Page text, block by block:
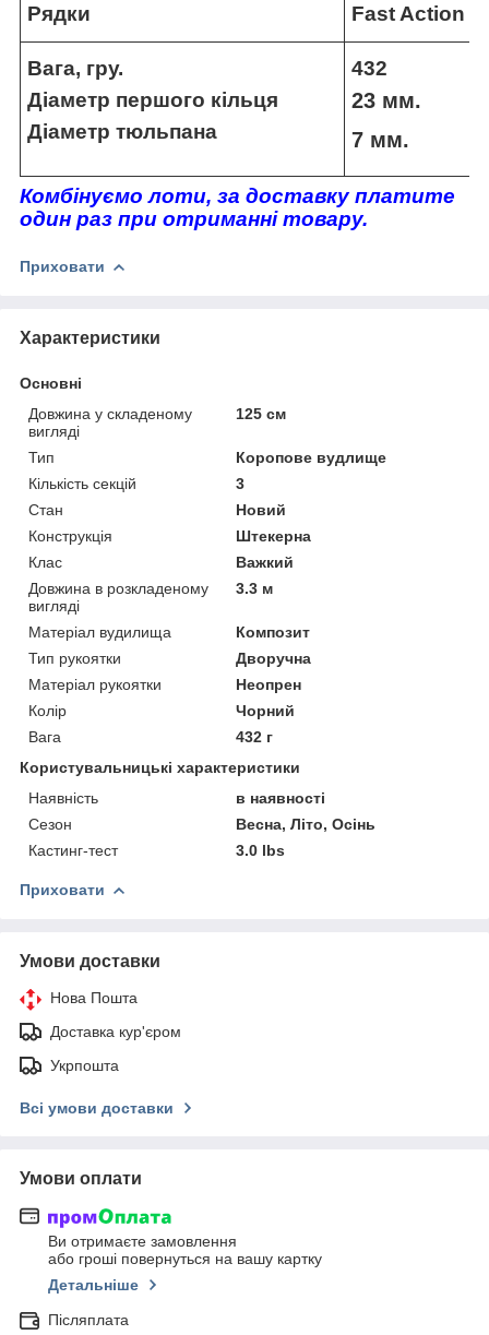
Рядки Fast Action
Вага, гру.
Діаметр першого кільця
Діаметр тюльпана
432
23 мм.
7 мм.
Комбінуємо лоти, за доставку платите
один раз при отриманні товару.
Приховати
Характеристики
Основні
Довжина у складеному
вигляді
125 см
Тип
Коропове вудлище
Кількість секцій
3
Стан
Новий
Конструкція
Штекерна
Клас
Важкий
Довжина в розкладеному
вигляді
3.3 м
Матеріал вудилища
Композит
Тип рукоятки
Дворучна
Матеріал рукоятки
Неопрен
Колір
Чорний
Вага
432 г
Користувальницькі характеристики
Наявність
в наявності
Сезон
Весна, Літо, Осінь
Кастинг-тест
3.0 lbs
Приховати
Умови доставки
Нова Пошта
Доставка кур'єром
Укрпошта
Всі умови доставки
Умови оплати
Ви отримаєте замовлення
або гроші повернуться на вашу картку
Детальніше
Післяплата